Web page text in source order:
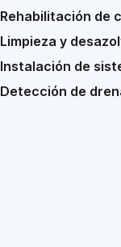
Rehabilitación de
Limpieza y
Instalación de
Detección de